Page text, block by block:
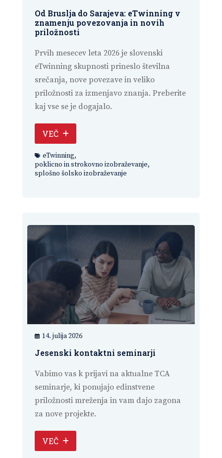
Od Bruslja do Sarajeva: eTwinning v
znamenju povezovanja in novih
priložnosti
Prvih mesecev leta 2026 je slovenski
eTwinning skupnosti prineslo številna
srečanja, nove povezave in veliko
priložnosti za izmenjavo znanja. Preberite
kaj vse se je dogajalo.
VEČ
eTwinning,
poklicno in strokovno izobraževanje,
splošno šolsko izobraževanje
14. julija 2026
Jesenski kontaktni seminarji
Vabimo vas k prijavi na aktualne TCA
seminarje, ki ponujajo edinstvene
priložnosti mreženja in vam dajo zagona
za nove projekte.
VEČ